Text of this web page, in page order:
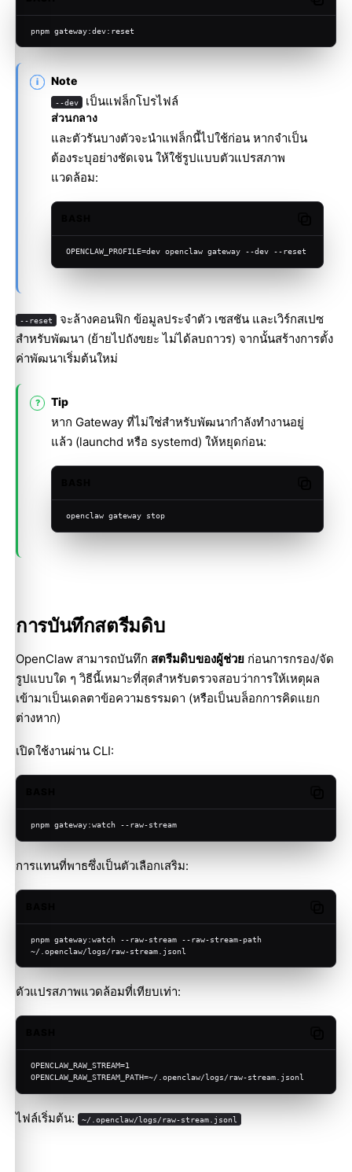
pnpm gateway:dev:reset
Note
--dev เป็นแฟล็กโปรไฟล์
ส่วนกลาง
และตัวรันบางตัวจะนำแฟล็กนี้ไปใช้ก่อน หากจำเป็น
ต้องระบุอย่างชัดเจน ให้ใช้รูปแบบตัวแปรสภาพ
แวดล้อม:
OPENCLAW_PROFILE=dev openclaw gateway --dev --reset
--reset จะล้างคอนฟิก ข้อมูลประจำตัว เซสชัน และเวิร์กสเปซ
สำหรับพัฒนา (ย้ายไปถังขยะ ไม่ได้ลบถาวร) จากนั้นสร้างการตั้ง
ค่าพัฒนาเริ่มต้นใหม่
Tip
หาก Gateway ที่ไม่ใช่สำหรับพัฒนากำลังทำงานอยู่
แล้ว (launchd หรือ systemd) ให้หยุดก่อน:
openclaw gateway stop
การบันทึกสตรีมดิบ
OpenClaw สามารถบันทึก สตรีมดิบของผู้ช่วย ก่อนการกรอง/จัด
รูปแบบใด ๆ วิธีนี้เหมาะที่สุดสำหรับตรวจสอบว่าการให้เหตุผล
เข้ามาเป็นเดลตาข้อความธรรมดา (หรือเป็นบล็อกการคิดแยก
ต่างหาก)
เปิดใช้งานผ่าน CLI:
pnpm gateway:watch --raw-stream
การแทนที่พาธซึ่งเป็นตัวเลือกเสริม:
pnpm gateway:watch --raw-stream --raw-stream-path
~/.openclaw/logs/raw-stream.jsonl
ตัวแปรสภาพแวดล้อมที่เทียบเท่า:
OPENCLAW_RAW_STREAM=1
OPENCLAW_RAW_STREAM_PATH=~/.openclaw/logs/raw-stream.jsonl
ไฟล์เริ่มต้น: ~/.openclaw/logs/raw-stream.jsonl